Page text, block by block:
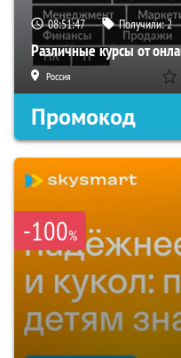
08:51:46 Получили:2
Различные курсы от
Россия
Промокод
-100%